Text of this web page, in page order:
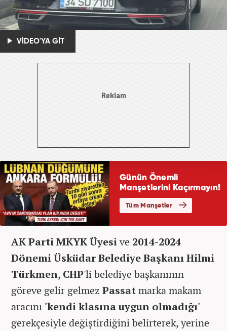
VİDEO'YA GİT
AK Parti MKYK Üyesive 2014-2024
Dönemi Üsküdar Belediye Başkanı Hilmi
Türkmen, CHP'li belediye başkanının
göreve gelir gelmez Passatmarka makam
aracını 'kendi klasına uygun olmadığı'
gerekçesiyle değiştirdiğini belirterek, yerine